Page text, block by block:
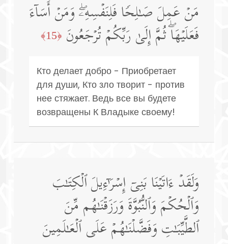
مَنۡ عَمِلَ صَـٰلِحࣰا فَلِنَفۡسِهِۦۖ وَمَنۡ أَسَاۤءَ
فَعَلَیۡهَاۖ ثُمَّ إِلَىٰ رَبِّكُمۡ تُرۡجَعُونَ ﴿15﴾
Кто делает добро - Приобретает
для души, Кто зло творит - против
нее стяжает. Ведь все вы будете
возвращены К Владыке своему!
وَلَقَدۡ ءَاتَیۡنَا بَنِیۤ إِسۡرَ ٰ⁠ۤءِیلَ ٱلۡكِتَـٰبَ
وَٱلۡحُكۡمَ وَٱلنُّبُوَّةَ وَرَزَقۡنَـٰهُم مِّنَ
ٱلطَّیِّبَـٰتِ وَفَضَّلۡنَـٰهُمۡ عَلَى ٱلۡعَـٰلَمِینَ